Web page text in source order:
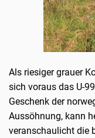
Als riesiger grauer
sich voraus das U-
Geschenk der
Aussöhnung, kann
veranschaulicht die